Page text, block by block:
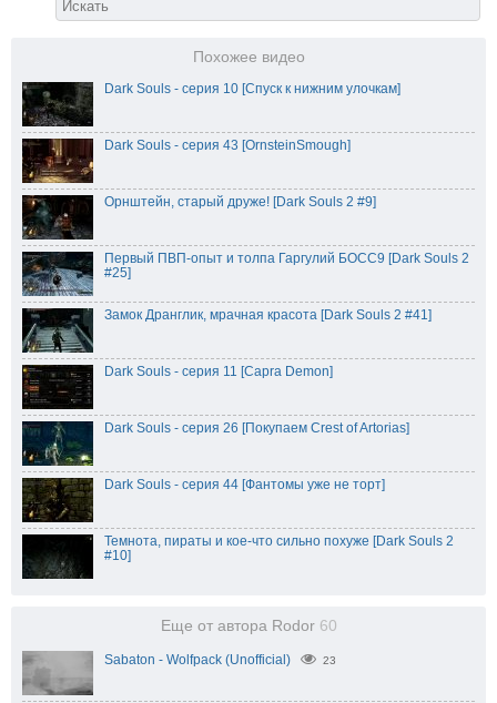
Похожее видео
Dark Souls - серия 10 [Спуск к нижним улочкам]
Dark Souls - серия 43 [OrnsteinSmough]
Орнштейн, старый друже! [Dark Souls 2 #9]
Первый ПВП-опыт и толпа Гаргулий БОСС9 [Dark Souls 2
#25]
Замок Дранглик, мрачная красота [Dark Souls 2 #41]
Dark Souls - серия 11 [Capra Demon]
Dark Souls - серия 26 [Покупаем Crest of Artorias]
Dark Souls - серия 44 [Фантомы уже не торт]
Темнота, пираты и кое-что сильно похуже [Dark Souls 2
#10]
Еще от автора Rodor 60
Sabaton - Wolfpack (Unofficial) 23